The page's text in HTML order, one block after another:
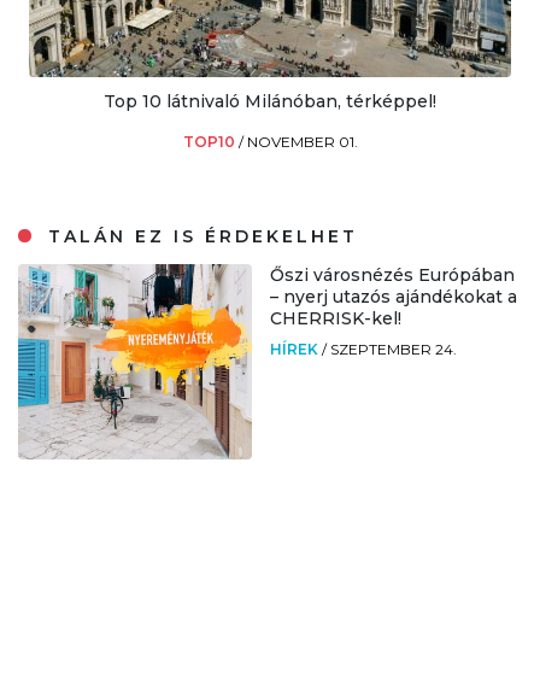
Top 10 látnivaló Milánóban, térképpel!
TOP10 / NOVEMBER 01.
TALÁN EZ IS ÉRDEKELHET
Őszi városnézés Európában
– nyerj utazós ajándékokat a
CHERRISK-kel!
HÍREK / SZEPTEMBER 24.